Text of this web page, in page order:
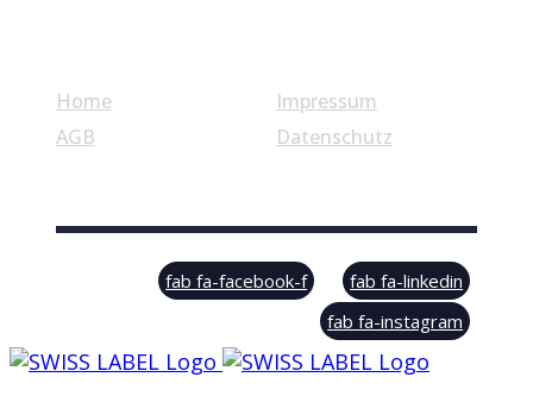
Home
AGB
Impressum
Datenschutz
© Swiss Label, All rights reserved
fab fa-facebook-f
fab fa-linkedin
fab fa-instagram